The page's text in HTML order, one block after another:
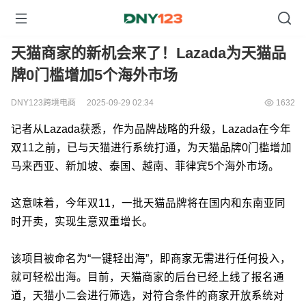
天猫商家的新机会来了！Lazada为天猫品
牌0门槛增加5个海外市场
DNY123跨境电商 2025-09-29 02:34 1632
记者从Lazada获悉，作为品牌战略的升级，Lazada在今年
双11之前，已与天猫进行系统打通，为天猫品牌0门槛增加
马来西亚、新加坡、泰国、越南、菲律宾5个海外市场。
这意味着，今年双11，一批天猫品牌将在国内和东南亚同
时开卖，实现生意双重增长。
该项目被命名为“一键轻出海”，即商家无需进行任何投入，
就可轻松出海。目前，天猫商家的后台已经上线了报名通
道，天猫小二会进行筛选，对符合条件的商家开放系统对